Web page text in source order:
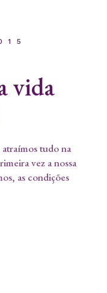
vida
tudo na
vez a nossa
as condições